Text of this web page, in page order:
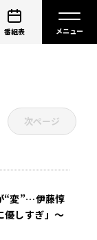
番組表
次ページ
“変”…伊藤惇
優しすぎ」～